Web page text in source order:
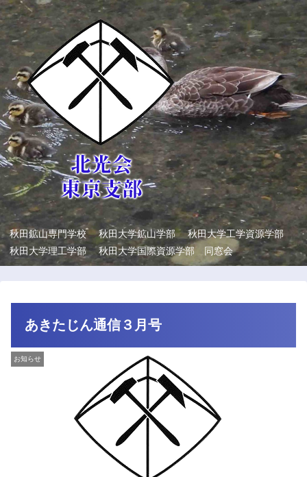
秋田鉱山専門学校 秋田大学鉱山学部 秋田大学工学資源学部
秋田大学理工学部 秋田大学国際資源学部 同窓会
あきたじん通信３月号
お知らせ